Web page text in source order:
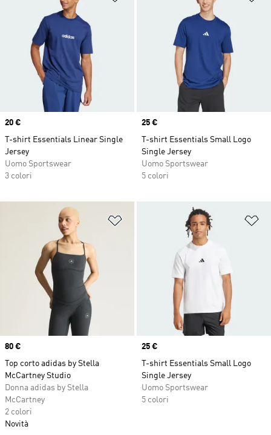
Price
20 €
T-shirt Essentials Linear Single
Jersey
Uomo Sportswear
3 colori
Price
25 €
T-shirt Essentials Small Logo
Single Jersey
Uomo Sportswear
5 colori
Aggiungi alla lista dei desideri
Price
80 €
Top corto adidas by Stella
McCartney Studio
Donna adidas by Stella
McCartney
2 colori
Novità
Price
25 €
T-shirt Essentials Small Logo
Single Jersey
Uomo Sportswear
5 colori